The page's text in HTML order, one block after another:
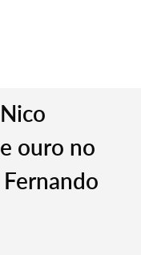
ouro no